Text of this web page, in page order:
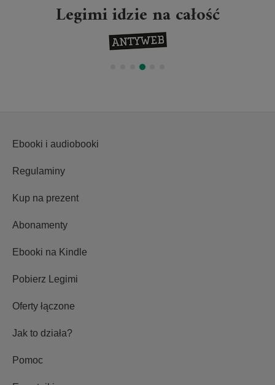
Legimi idzie na całość
Ebooki i audiobooki
Regulaminy
Kup na prezent
Abonamenty
Ebooki na Kindle
Pobierz Legimi
Oferty łączone
Jak to działa?
Pomoc